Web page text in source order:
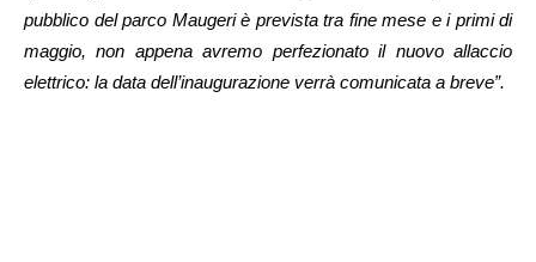
pubblico del parco Maugeri è prevista tra fine mese e i primi di
maggio, non appena avremo perfezionato il nuovo allaccio
elettrico: la data dell’inaugurazione verrà comunicata a breve”.